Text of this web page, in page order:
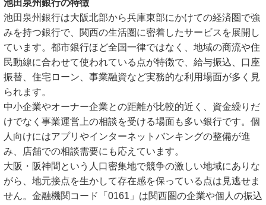
池田泉州銀行の特徴
池田泉州銀行は大阪北部から兵庫東部にかけての経済圏で強
みを持つ銀行で、関西の生活圏に密着したサービスを展開し
ています。都市銀行ほど全国一律ではなく、地域の商流や住
民動線に合わせて使われている点が特徴で、給与振込、口座
振替、住宅ローン、事業融資など実務的な利用場面が多く見
られます。
中小企業やオーナー企業との距離が比較的近く、資金繰りだ
けでなく事業運営上の相談を受ける場面も多い銀行です。個
人向けにはアプリやインターネットバンキングの整備が進
み、店舗での相談需要にも応えています。
大阪・阪神間という人口密集地で競争の激しい地域にありな
がら、地元接点を生かして存在感を保っている点は見逃せま
せん。金融機関コード「0161」は関西圏の企業や個人の振込